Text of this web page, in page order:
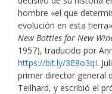
hombre «el que
evolución en esta
New Bottles for New
1957), traducido por
https://bit.ly/3E8o3qI.
primer director general
Teilhard, y escribió el